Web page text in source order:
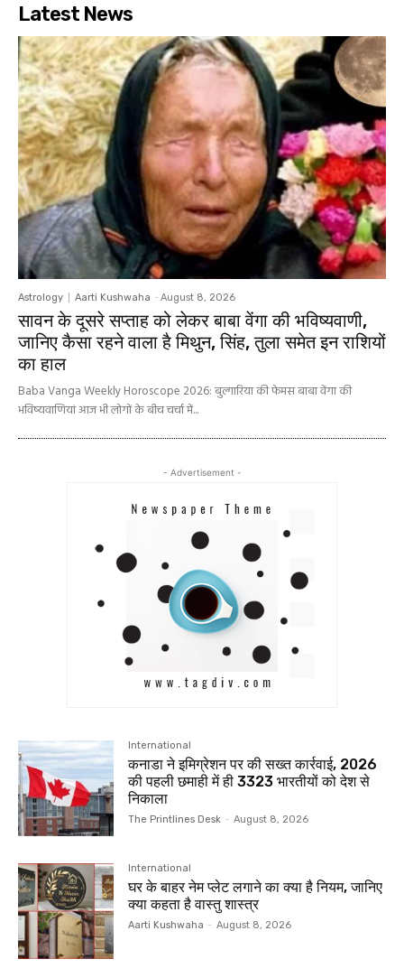
Latest News
Astrology Aarti Kushwaha - August 8, 2026
सावन के दूसरे सप्ताह को लेकर बाबा वेंगा की भविष्यवाणी,
जानिए कैसा रहने वाला है मिथुन, सिंह, तुला समेत इन राशियों
का हाल
Baba Vanga Weekly Horoscope 2026: बुल्गारिया की फेमस बाबा वेंगा की
भविष्यवाणियां आज भी लोगों के बीच चर्चा में...
- Advertisement -
International
कनाडा ने इमिग्रेशन पर की सख्त कार्रवाई, 2026
की पहली छमाही में ही 3323 भारतीयों को देश से
निकाला
The Printlines Desk - August 8, 2026
International
घर के बाहर नेम प्लेट लगाने का क्या है नियम, जानिए
क्या कहता है वास्तु शास्त्र
Aarti Kushwaha - August 8, 2026